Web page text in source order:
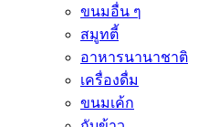
ขนมอื่น ๆ
สมูทตี้
อาหารนานาชาติ
เครื่องดื่ม
ขนมเค้ก